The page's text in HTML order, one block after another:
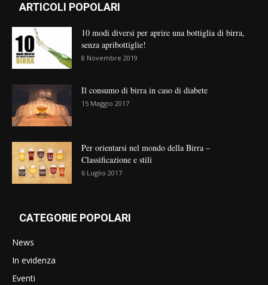
ARTICOLI POPOLARI
10 modi diversi per aprire una bottiglia di birra,
senza apribottiglie!
8 Novembre 2019
Il consumo di birra in caso di diabete
15 Maggio 2017
Per orientarsi nel mondo della Birra –
Classificazione e stili
6 Luglio 2017
CATEGORIE POPOLARI
News
In evidenza
Eventi